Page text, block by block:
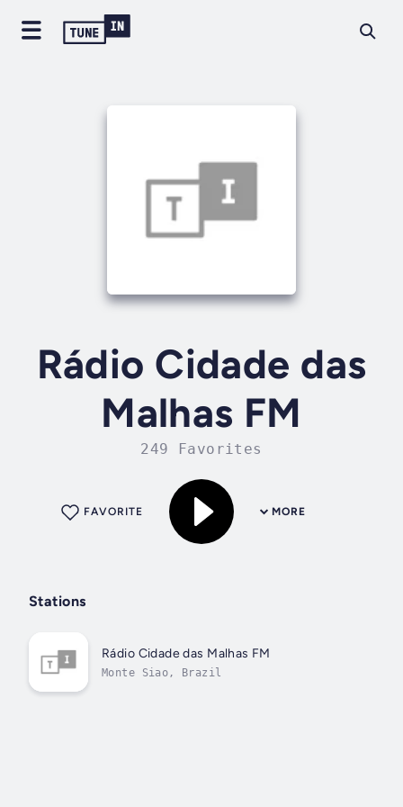
Rádio Cidade das
Malhas FM
249 Favorites
MORE
FAVORITE
Stations
Rádio Cidade das Malhas FM
Monte Siao, Brazil